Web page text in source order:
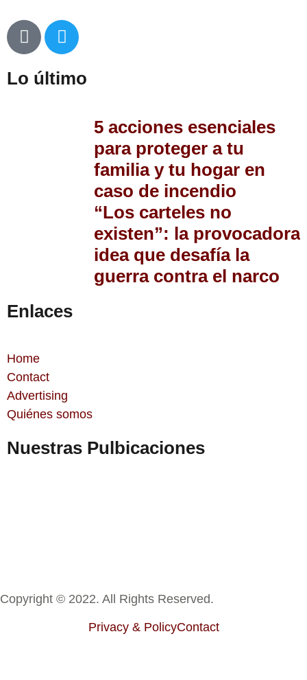
Lo último
5 acciones esenciales
para proteger a tu
familia y tu hogar en
caso de incendio
“Los carteles no
existen”: la provocadora
idea que desafía la
guerra contra el narco
Enlaces
Home
Contact
Advertising
Quiénes somos
Nuestras Pulbicaciones
Copyright © 2022. All Rights Reserved.
Privacy & PolicyContact